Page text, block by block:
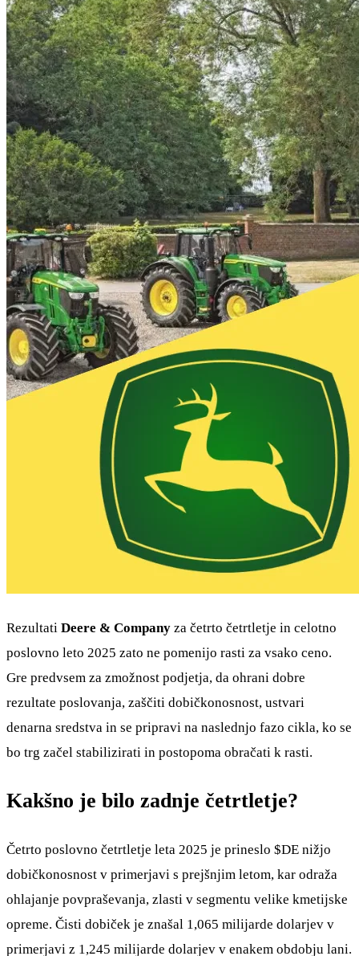
Rezultati Deere & Company za četrto četrtletje in celotno
poslovno leto 2025 zato ne pomenijo rasti za vsako ceno.
Gre predvsem za zmožnost podjetja, da ohrani dobre
rezultate poslovanja, zaščiti dobičkonosnost, ustvari
denarna sredstva in se pripravi na naslednjo fazo cikla, ko se
bo trg začel stabilizirati in postopoma obračati k rasti.
Kakšno je bilo zadnje četrtletje?
Četrto poslovno četrtletje leta 2025 je prineslo $DE nižjo
dobičkonosnost v primerjavi s prejšnjim letom, kar odraža
ohlajanje povpraševanja, zlasti v segmentu velike kmetijske
opreme. Čisti dobiček je znašal 1,065 milijarde dolarjev v
primerjavi z 1,245 milijarde dolarjev v enakem obdobju lani.